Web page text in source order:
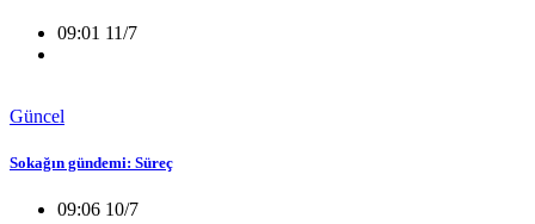
09:01 11/7
Güncel
Sokağın gündemi: Süreç
09:06 10/7